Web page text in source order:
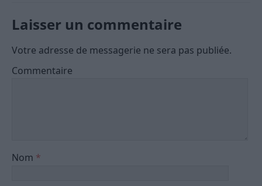
Laisser un commentaire
Votre adresse de messagerie ne sera pas publiée.
Commentaire
Nom *